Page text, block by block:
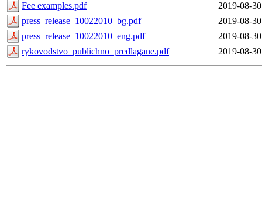
Fee examples.pdf
2019-08-
press_release_10022010_bg.pdf
2019-08-
press_release_10022010_eng.pdf
2019-08-
rykovodstvo_publichno_predlagane.pdf
2019-08-